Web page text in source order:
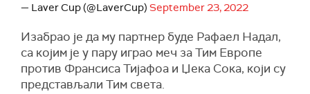
— Laver Cup (@LaverCup) September 23, 2022
Изабрао је да му партнер буде Рафаел Надал,
са којим је у пару играо меч за Тим Европе
против Франсиса Тијафоа и Џека Сока, који су
представљали Тим света.